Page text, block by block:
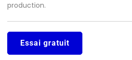
production.
Essai gratuit